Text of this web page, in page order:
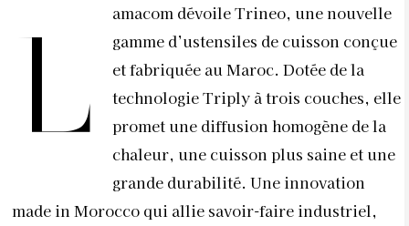
L
amacom dévoile Trineo, une nouvelle
gamme d’ustensiles de cuisson conçue
et fabriquée au Maroc. Dotée de la
technologie Triply à trois couches, elle
promet une diffusion homogène de la
chaleur, une cuisson plus saine et une
grande durabilité. Une innovation
made in Morocco qui allie savoir-faire industriel,